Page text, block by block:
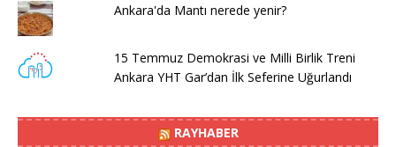
Ankara'da Mantı nerede yenir?
15 Temmuz Demokrasi ve Milli Birlik Treni
Ankara YHT Gar’dan İlk Seferine Uğurlandı
RAYHABER